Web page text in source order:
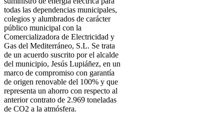
todas las dependencias municipales,
colegios y alumbrados de carácter
público municipal con la
Comercializadora de Electricidad y
Gas del Mediterráneo, S.L. Se trata
de un acuerdo suscrito por el alcalde
del municipio, Jesús Lupiáñez, en un
marco de compromiso con garantía
de origen renovable del 100% y que
representa un ahorro con respecto al
anterior contrato de 2.969 toneladas
de CO2 a la atmósfera.